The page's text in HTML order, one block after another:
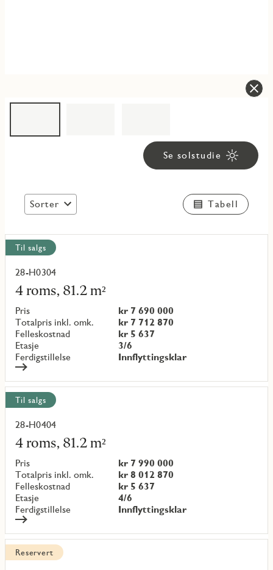
Se solstudie
Sorter Tabell
Vis
alle
objekt
Til salgs
28-H0304
4 roms, 81.2 m²
Pris
kr 7 690 000
Totalpris inkl. omk.
kr 7 712 870
Felleskostnad
kr 5 637
Etasje
3/6
Ferdigstillelse
Innflyttingsklar
Les
mer
om
objekt
{objectNumber}
Til salgs
28-H0404
4 roms, 81.2 m²
Pris
kr 7 990 000
Totalpris inkl. omk.
kr 8 012 870
Felleskostnad
kr 5 637
Etasje
4/6
Ferdigstillelse
Innflyttingsklar
Les
mer
om
objekt
{objectNumber}
Reservert